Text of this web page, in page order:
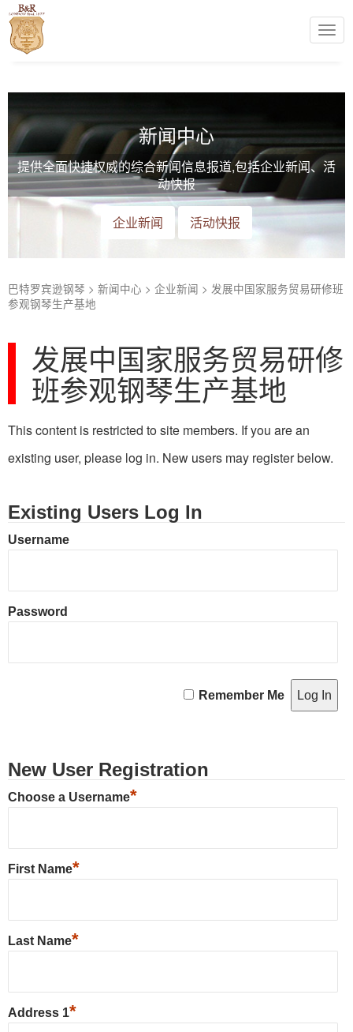
新闻中心
提供全面快捷权威的综合新闻信息报道,包括企业新闻、活
动快报
企业新闻 活动快报
巴特罗宾逊钢琴 > 新闻中心 > 企业新闻 > 发展中国家服务贸易研修班
参观钢琴生产基地
发展中国家服务贸易研修
班参观钢琴生产基地
This content is restricted to site members. If you are an
existing user, please log in. New users may register below.
Existing Users Log In
Username
Password
Remember Me
New User Registration
Choose a Username*
First Name*
Last Name*
Address 1*